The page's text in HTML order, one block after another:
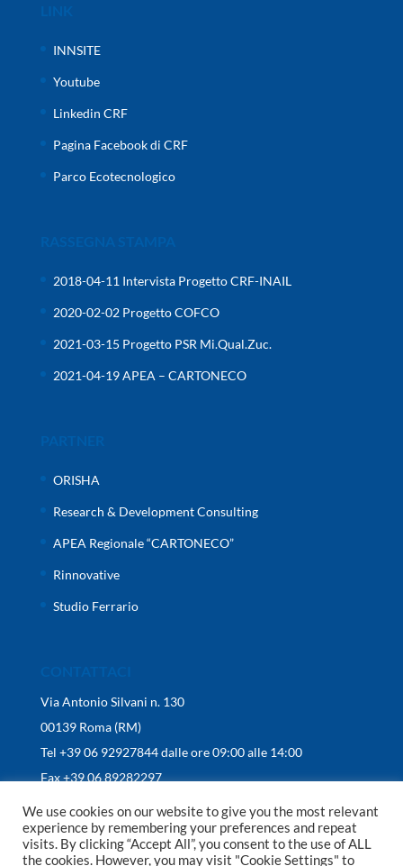
LINK
INNSITE
Youtube
Linkedin CRF
Pagina Facebook di CRF
Parco Ecotecnologico
RASSEGNA STAMPA
2018-04-11 Intervista Progetto CRF-INAIL
2020-02-02 Progetto COFCO
2021-03-15 Progetto PSR Mi.Qual.Zuc.
2021-04-19 APEA – CARTONECO
ORISHA
Research & Development Consulting
APEA Regionale “CARTONECO”
Rinnovative
Studio Ferrario
Via Antonio Silvani n. 130
00139 Roma (RM)
Tel +39 06 92927844 dalle ore 09:00 alle 14:00
Fax +39 06 89282297
We use cookies on our website to give you the most relevant
experience by remembering your preferences and repeat
visits. By clicking “Accept All”, you consent to the use of ALL
the cookies. However, you may visit "Cookie Settings" to